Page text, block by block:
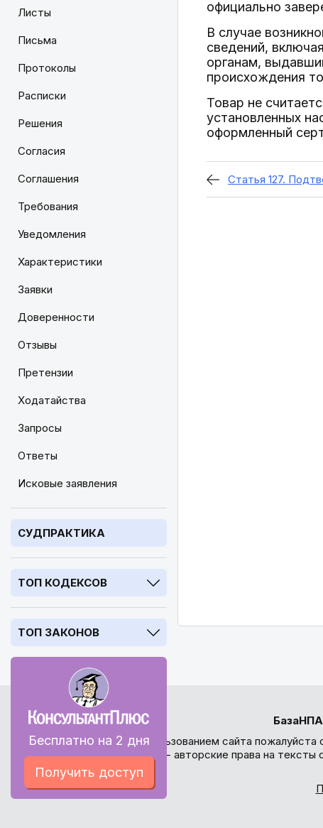
Листы
Письма
Протоколы
Расписки
Решения
Согласия
Соглашения
Требования
Уведомления
Характеристики
Заявки
Доверенности
Отзывы
Претензии
Ходатайства
Запросы
Ответы
Исковые заявления
СУДПРАКТИКА
ТОП КОДЕКСОВ
ТОП ЗАКОНОВ
Бесплатно на 2 дня
Получить доступ
официально
В случае
сведений,
органам,
происхождения
Товар не
установленных
оформленный
Статья 127.
БазаНПА
Перед использованием сайта пожалуйста
внимание - авторские права на